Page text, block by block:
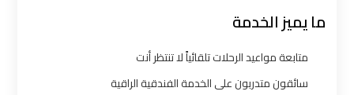
ما يميز الخدمة
متابعة مواعيد الرحلات تلقائياً لا تنتظر أنت
سائقون متدربون على الخدمة الفندقية الراقية
القاهرة
اسكندرية